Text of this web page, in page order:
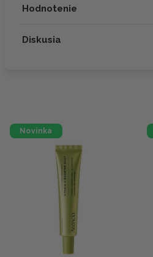
Hodnotenie
Diskusia
Novinka